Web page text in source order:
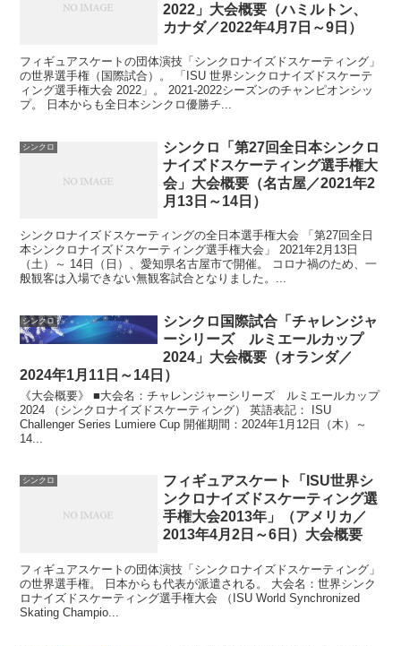
2022」大会概要（ハミルトン、
カナダ／2022年4月7日～9日）
フィギュアスケートの団体演技「シンクロナイズドスケーティング」
の世界選手権（国際試合）。 「ISU 世界シンクロナイズドスケーテ
ィング選手権大会 2022」。 2021-2022シーズンのチャンピオンシッ
プ。 日本からも全日本シンクロ優勝チ...
シンクロ
シンクロ「第27回全日本シンクロ
ナイズドスケーティング選手権大
会」大会概要（名古屋／2021年2
月13日～14日）
シンクロナイズドスケーティングの全日本選手権大会 「第27回全日
本シンクロナイズドスケーティング選手権大会」 2021年2月13日
（土）～ 14日（日）、愛知県名古屋市で開催。 コロナ禍のため、一
般観客は入場できない無観客試合となりました。...
シンクロ
シンクロ国際試合「チャレンジャ
ーシリーズ ルミエールカップ
2024」大会概要（オランダ／
2024年1月11日～14日）
《大会概要》 ■大会名：チャレンジャーシリーズ ルミエールカップ
2024 （シンクロナイズドスケーティング） 英語表記： ISU
Challenger Series Lumiere Cup 開催期間：2024年1月12日（木）～
14...
シンクロ
フィギュアスケート「ISU世界シ
ンクロナイズドスケーティング選
手権大会2013年」（アメリカ／
2013年4月2日～6日）大会概要
フィギュアスケートの団体演技「シンクロナイズドスケーティング」
の世界選手権。 日本からも代表が派遣される。 大会名：世界シンク
ロナイズドスケーティング選手権大会 （ISU World Synchronized
Skating Champio...